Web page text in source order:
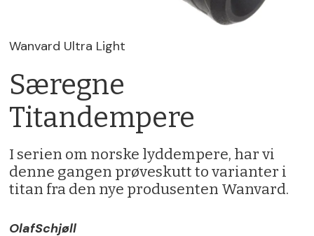
Wanvard Ultra Light
Særegne
Titandempere
I serien om norske lyddempere, har vi
denne gangen prøveskutt to varianter i
titan fra den nye produsenten Wanvard.
OlafSchjøll